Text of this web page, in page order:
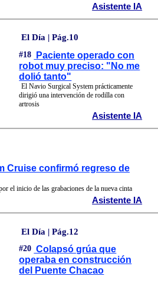
Asistente IA
El Día | Pág.10
#18
Paciente operado con
robot muy preciso: "No me
dolió tanto"
El Navio Surgical System prácticamente
dirigió una intervención de rodilla con
artrosis
Asistente IA
Cruise confirmó regreso de
el inicio de las grabaciones de la nueva cinta
Asistente IA
El Día | Pág.12
#20 Colapsó grúa que
operaba en construcción
del Puente Chacao